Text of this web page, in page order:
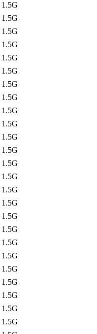
1.5G
1.5G
1.5G
1.5G
1.5G
1.5G
1.5G
1.5G
1.5G
1.5G
1.5G
1.5G
1.5G
1.5G
1.5G
1.5G
1.5G
1.5G
1.5G
1.5G
1.5G
1.5G
1.5G
1.5G
1.5G